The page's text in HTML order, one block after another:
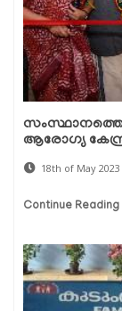
ആരോഗ്യ
18th of May 2023
Continue Reading